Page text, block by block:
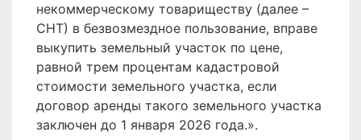
некоммерческому товариществу (далее –
СНТ) в безвозмездное пользование, вправе
выкупить земельный участок по цене,
равной трем процентам кадастровой
стоимости земельного участка, если
договор аренды такого земельного участка
заключен до 1 января 2026 года.».